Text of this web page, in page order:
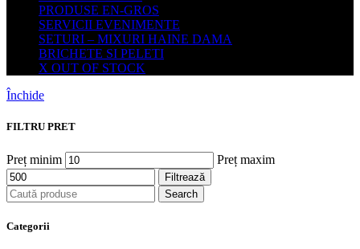
PRODUSE EN-GROS
SERVICII EVENIMENTE
SETURI – MIXURI HAINE DAMA
BRICHETE SI PELETI
X OUT OF STOCK
Închide
FILTRU PRET
Preț minim Preț maxim
Filtrează
Search
Categorii